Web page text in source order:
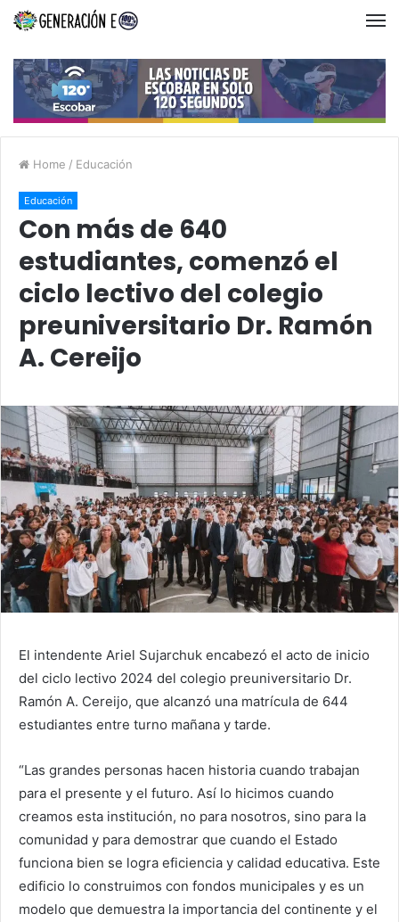
Home / Educación
Educación
Con más de 640
estudiantes, comenzó el
ciclo lectivo del colegio
preuniversitario Dr. Ramón
A. Cereijo
El intendente Ariel Sujarchuk encabezó el acto de inicio
del ciclo lectivo 2024 del colegio preuniversitario Dr.
Ramón A. Cereijo, que alcanzó una matrícula de 644
estudiantes entre turno mañana y tarde.
“Las grandes personas hacen historia cuando trabajan
para el presente y el futuro. Así lo hicimos cuando
creamos esta institución, no para nosotros, sino para la
comunidad y para demostrar que cuando el Estado
funciona bien se logra eficiencia y calidad educativa. Este
edificio lo construimos con fondos municipales y es un
modelo que demuestra la importancia del continente y el